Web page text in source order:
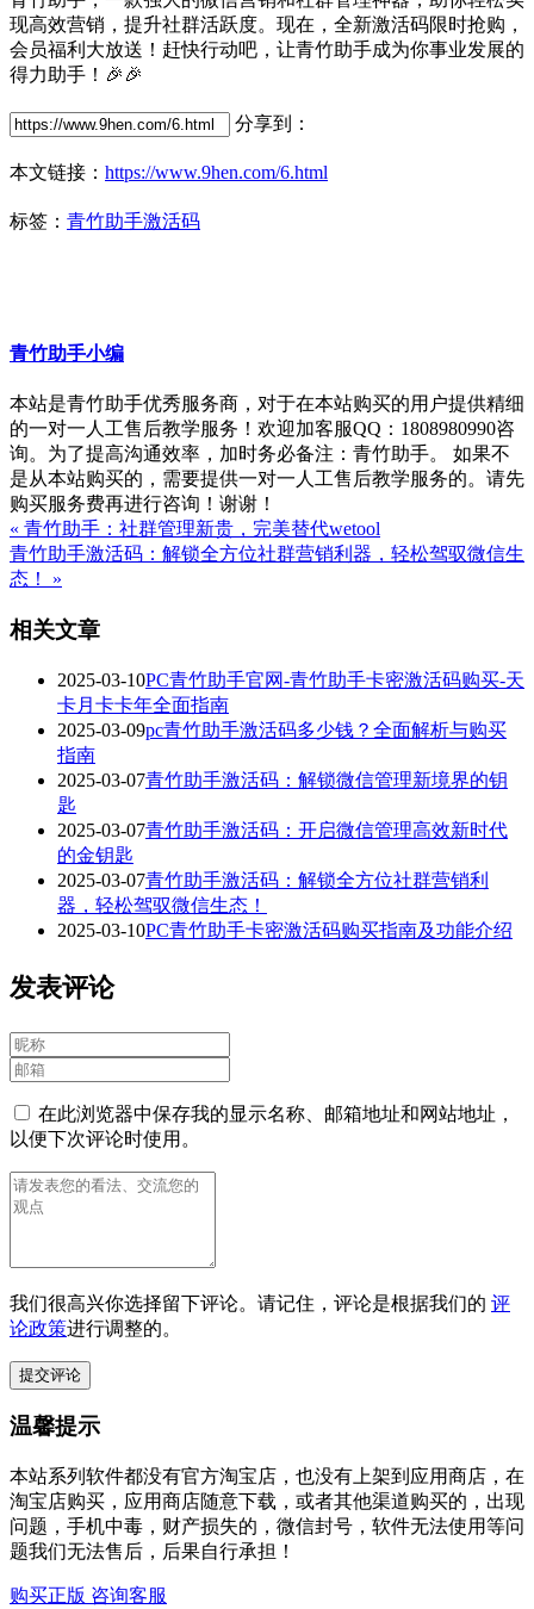
现高效营销，提升社群活跃度。现在，全新激活码限时抢购，
会员福利大放送！赶快行动吧，让青竹助手成为你事业发展的
得力助手！🎉🎉
分享到：
本文链接： https://www.9hen.com/6.html
标签： 青竹助手激活码
青竹助手小编
本站是青竹助手优秀服务商，对于在本站购买的用户提供精细
的一对一人工售后教学服务！欢迎加客服QQ：1808980990咨
询。为了提高沟通效率，加时务必备注：青竹助手。 如果不
是从本站购买的，需要提供一对一人工售后教学服务的。请先
购买服务费再进行咨询！谢谢！
« 青竹助手：社群管理新贵，完美替代wetool
青竹助手激活码：解锁全方位社群营销利器，轻松驾驭微信生
态！ »
相关文章
2025-03-10PC青竹助手官网-青竹助手卡密激活码购买-天
卡月卡卡年全面指南
2025-03-09pc青竹助手激活码多少钱？全面解析与购买
指南
2025-03-07青竹助手激活码：解锁微信管理新境界的钥
匙
2025-03-07青竹助手激活码：开启微信管理高效新时代
的金钥匙
2025-03-07青竹助手激活码：解锁全方位社群营销利
器，轻松驾驭微信生态！
2025-03-10PC青竹助手卡密激活码购买指南及功能介绍
发表评论
在此浏览器中保存我的显示名称、邮箱地址和网站地址，
以便下次评论时使用。
我们很高兴你选择留下评论。请记住，评论是根据我们的 评
论政策进行调整的。
温馨提示
本站系列软件都没有官方淘宝店，也没有上架到应用商店，在
淘宝店购买，应用商店随意下载，或者其他渠道购买的，出现
问题，手机中毒，财产损失的，微信封号，软件无法使用等问
题我们无法售后，后果自行承担！
购买正版 咨询客服